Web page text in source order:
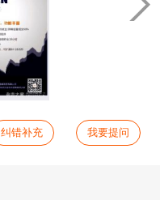
纠错补充 我要提问